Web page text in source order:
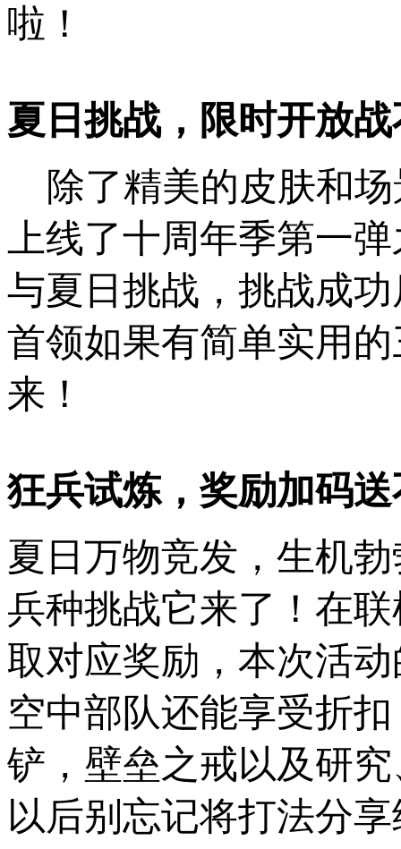
啦！
夏日挑战，限时开放
除了精美的皮肤和场
上线了十周年季第一
与夏日挑战，挑战成
首领如果有简单实用
来！
狂兵试炼，奖励加码
夏日万物竞发，生机
兵种挑战它来了！在
取对应奖励，本次活
空中部队还能享受折
铲，壁垒之戒以及研
以后别忘记将打法分